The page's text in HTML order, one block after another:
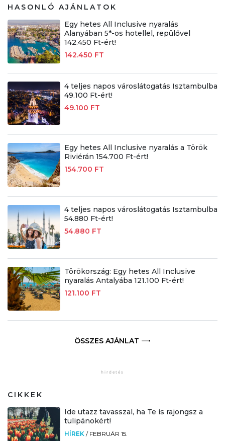
HASONLÓ AJÁNLATOK
Egy hetes All Inclusive nyaralás
Alanyában 5*-os hotellel, repülővel
142.450 Ft-ért!
142.450 FT
4 teljes napos városlátogatás Isztambulba
49.100 Ft-ért!
49.100 FT
Egy hetes All Inclusive nyaralás a Török
Riviérán 154.700 Ft-ért!
154.700 FT
4 teljes napos városlátogatás Isztambulba
54.880 Ft-ért!
54.880 FT
Törökország: Egy hetes All Inclusive
nyaralás Antalyába 121.100 Ft-ért!
121.100 FT
ÖSSZES AJÁNLAT
CIKKEK
Ide utazz tavasszal, ha Te is rajongsz a
tulipánokért!
HÍREK / FEBRUÁR 15.